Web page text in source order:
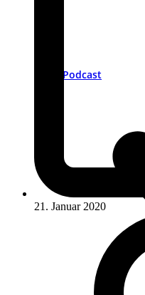
Podcast
21. Januar 2020